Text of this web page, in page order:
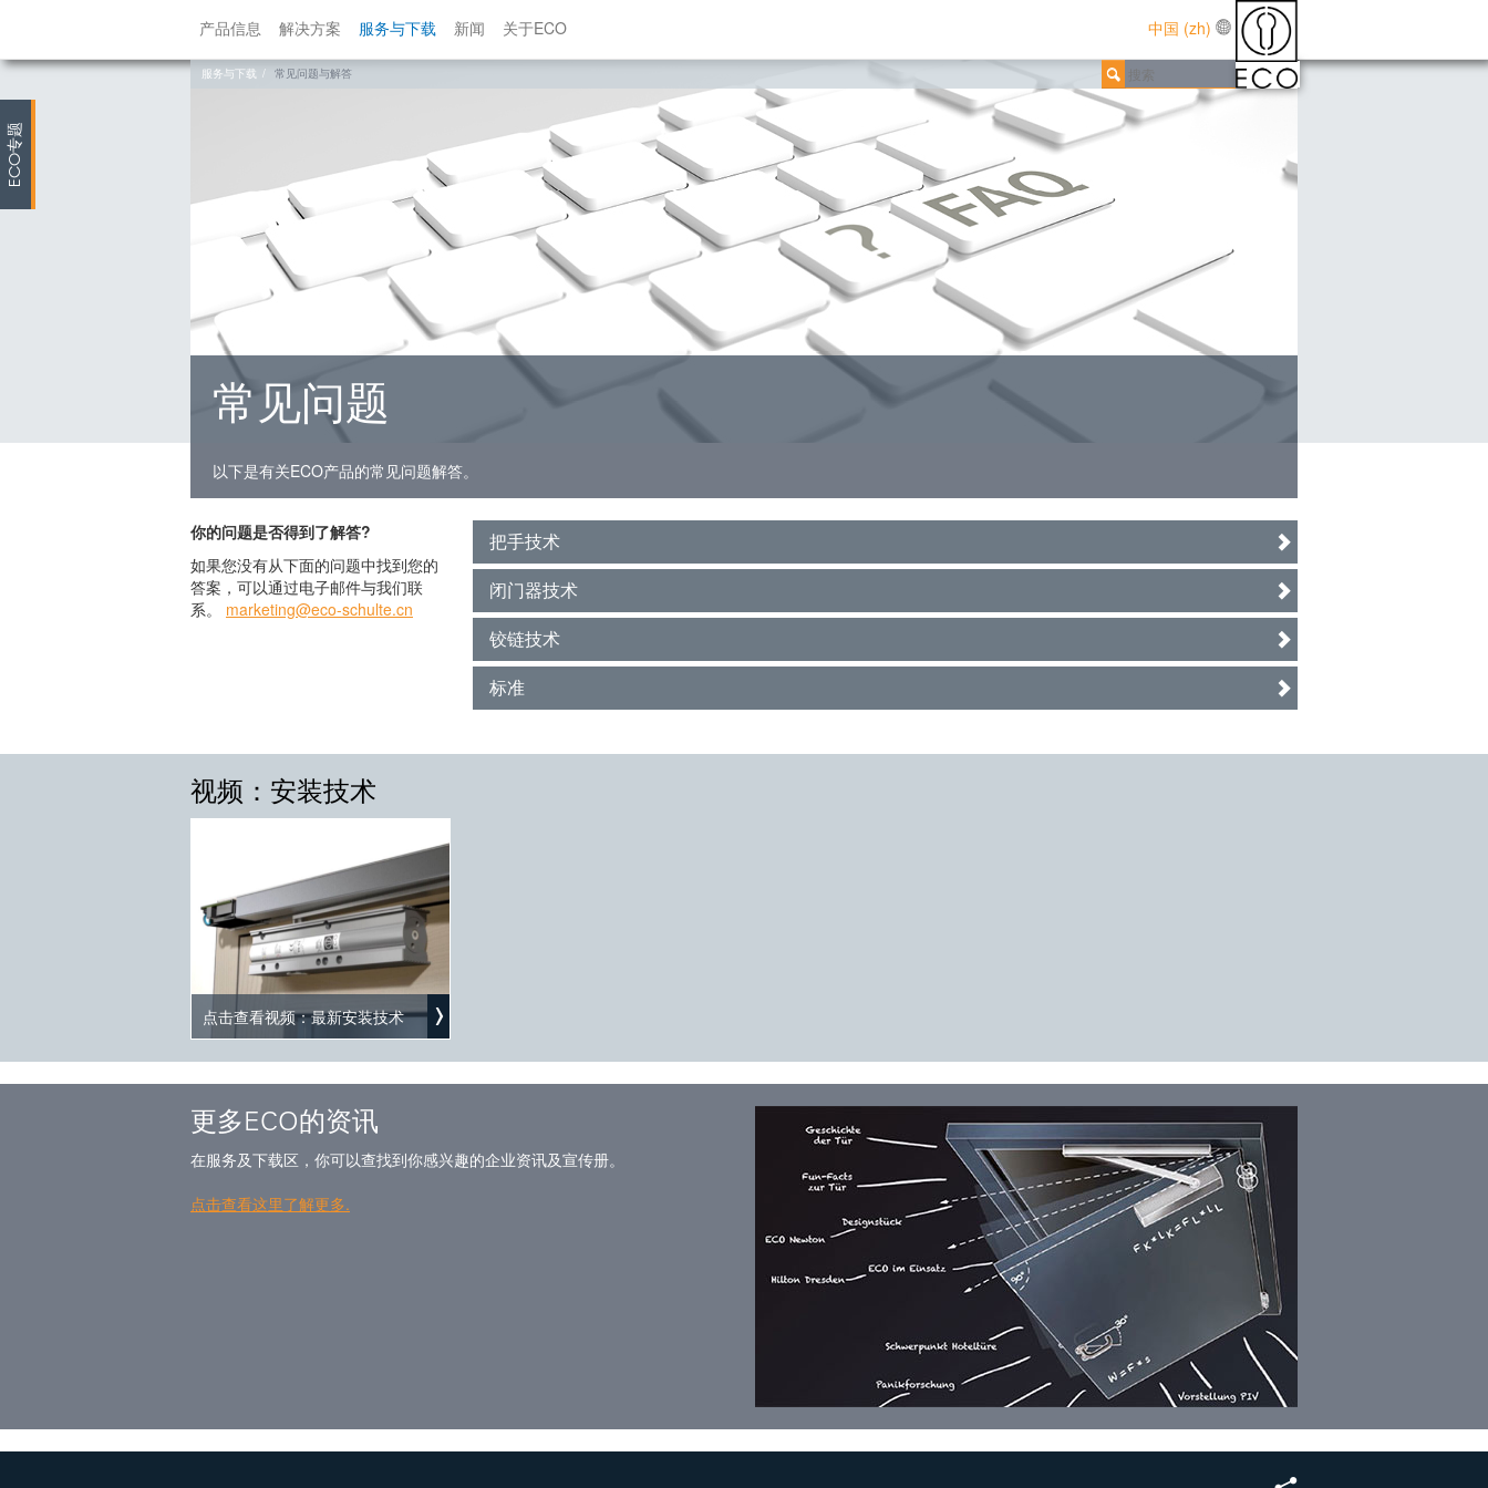
ECO
专题
产品信息 解决方案 服务与下载 新闻 关于ECO 中国 (zh)
服务与下载 常见问题与解答
常见问题
以下是有关ECO产品的常见问题解答。
你的问题是否得到了解答?
如果您没有从下面的问题中找到您的
答案，可以通过电子邮件与我们联
系。 marketing@eco-schulte.cn
把手技术
闭门器技术
铰链技术
标准
视频：安装技术
点击查看视频：最新安装技术
更多ECO的资讯
在服务及下载区，你可以查找到你感兴趣的企业资讯及宣传册。
点击查看这里了解更多.